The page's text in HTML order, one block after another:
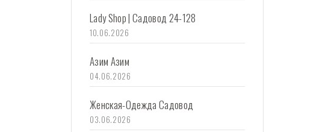
Lady Shop | Садовод 24-128
10.06.2026
Азим Азим
04.06.2026
Женская-Одежда Садовод
03.06.2026